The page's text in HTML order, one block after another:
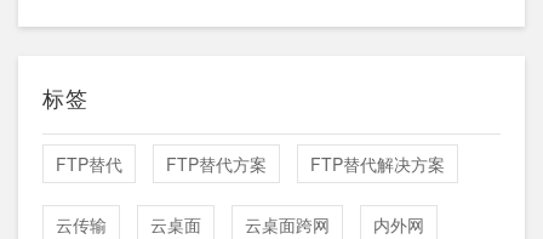
标签
FTP替代 FTP替代方案 FTP替代解决方案
云传输 云桌面 云桌面跨网 内外网